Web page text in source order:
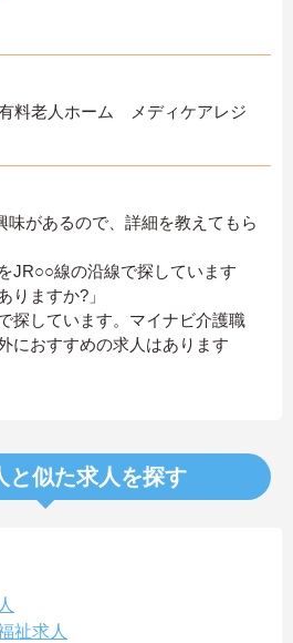
料老人ホーム メディケアレジ
味があるので、詳細を教えてもら
JR○○線の沿線で探しています
りますか?」
探しています。マイナビ介護職
におすすめの求人はあります
と似た求人を探す
祉求人